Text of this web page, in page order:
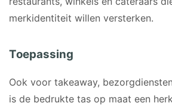
merkidentiteit willen versterken.
Toepassing
Ook voor takeaway,
is de bedrukte tas op maat een